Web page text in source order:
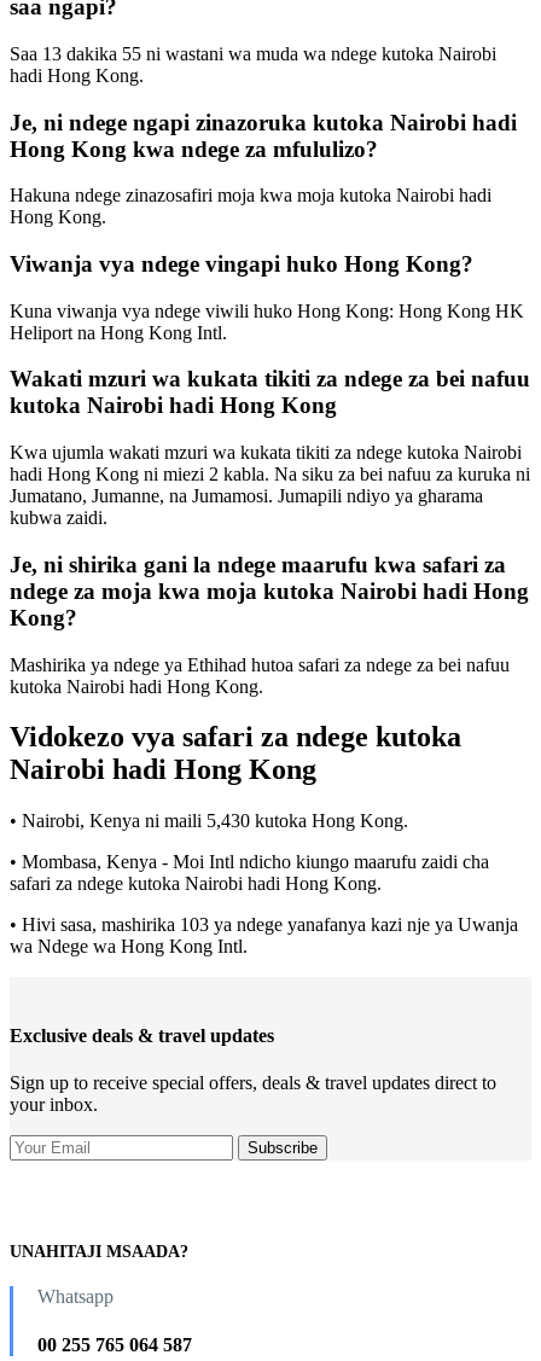
saa ngapi?
Saa 13 dakika 55 ni wastani wa muda wa ndege kutoka Nairobi
hadi Hong Kong.
Je, ni ndege ngapi zinazoruka kutoka Nairobi hadi
Hong Kong kwa ndege za mfululizo?
Hakuna ndege zinazosafiri moja kwa moja kutoka Nairobi hadi
Hong Kong.
Viwanja vya ndege vingapi huko Hong Kong?
Kuna viwanja vya ndege viwili huko Hong Kong: Hong Kong HK
Heliport na Hong Kong Intl.
Wakati mzuri wa kukata tikiti za ndege za bei nafuu
kutoka Nairobi hadi Hong Kong
Kwa ujumla wakati mzuri wa kukata tikiti za ndege kutoka Nairobi
hadi Hong Kong ni miezi 2 kabla. Na siku za bei nafuu za kuruka ni
Jumatano, Jumanne, na Jumamosi. Jumapili ndiyo ya gharama
kubwa zaidi.
Je, ni shirika gani la ndege maarufu kwa safari za
ndege za moja kwa moja kutoka Nairobi hadi Hong
Kong?
Mashirika ya ndege ya Ethihad hutoa safari za ndege za bei nafuu
kutoka Nairobi hadi Hong Kong.
Vidokezo vya safari za ndege kutoka
Nairobi hadi Hong Kong
• Nairobi, Kenya ni maili 5,430 kutoka Hong Kong.
• Mombasa, Kenya - Moi Intl ndicho kiungo maarufu zaidi cha
safari za ndege kutoka Nairobi hadi Hong Kong.
• Hivi sasa, mashirika 103 ya ndege yanafanya kazi nje ya Uwanja
wa Ndege wa Hong Kong Intl.
Exclusive deals & travel updates
Sign up to receive special offers, deals & travel updates direct to
your inbox.
UNAHITAJI MSAADA?
Whatsapp
00 255 765 064 587